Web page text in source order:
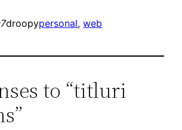
droopypersonal, web
to “titluri